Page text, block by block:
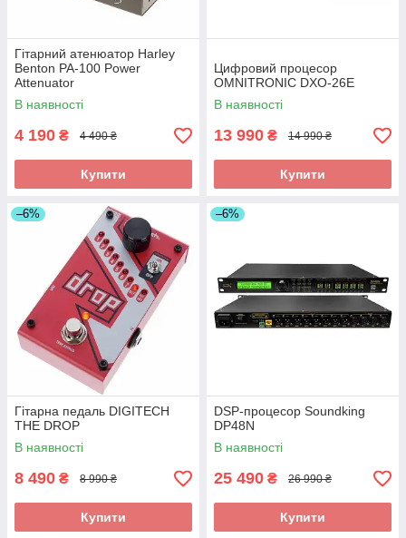
Гітарний атенюатор Harley
Benton PA-100 Power
Attenuator
В наявності
4 190 ₴ 4 490 ₴
Купити
Цифровий процесор
OMNITRONIC DXO-26E
В наявності
13 990 ₴ 14 990 ₴
Купити
–6%
Гітарна педаль DIGITECH
THE DROP
В наявності
8 490 ₴ 8 990 ₴
Купити
–6%
DSP-процесор Soundking
DP48N
В наявності
25 490 ₴ 26 990 ₴
Купити